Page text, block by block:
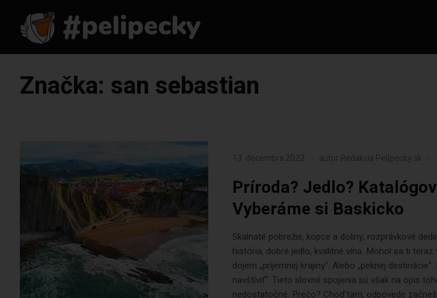
Značka: san sebastian
13. decembra 2023 autor Redakcia Pelipecky.sk
Príroda? Jedlo?
Vyberáme si Baskicko
Skalnaté pobrežie, kopce a doliny, rozprávkové
história, dobré jedlo, kvalitné vína. Mohol sa ti
dojem „príjemnej krajiny“. Alebo „peknej
navštíviť“. Tieto slovné spojenia sú však na opis
nedostatočné. Prečo? Choď tam, odpovede